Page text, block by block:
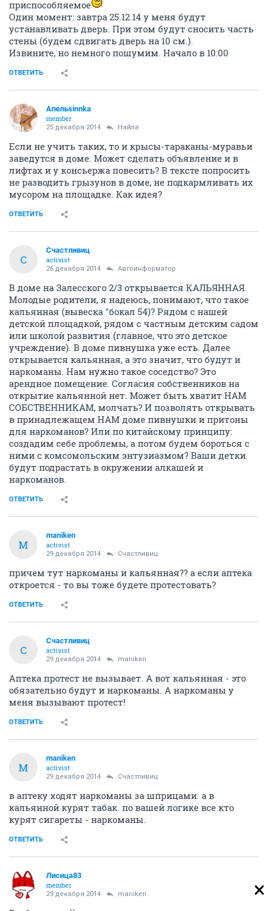
приспособляемое
Один момент: завтра 25.12.14 у меня будут
устанавливать дверь. При этом будут сносить часть
стены (будем сдвигать дверь на 10 см.).
Извините, но немного пошумим. Начало в 10:00
ОТВЕТИТЬ
Апельsinnka
member
25 декабря 2014 Найла
Если не учить таких, то и крысы-тараканы-муравьи
заведутся в доме. Может сделать объявление и в
лифтах и у консьержа повесить? В тексте попросить
не разводить грызунов в доме, не подкармливать их
мусором на площадке. Как идея?
ОТВЕТИТЬ
С
Счастливиц
activist
26 декабря 2014 Автоинформатор
В доме на Залесского 2/3 открывается КАЛЬЯННАЯ.
Молодые родители, я надеюсь, понимают, что такое
кальянная (вывеска "бокал 54)? Рядом с нашей
детской площадкой, рядом с частным детским садом
или школой развития (главное, что это детское
учреждение). В доме пивнушка уже есть. Далее
открывается кальянная, а это значит, что будут и
наркоманы. Нам нужно такое соседство? Это
арендное помещение. Согласия собственников на
открытие кальянной нет. Может быть хватит НАМ
СОБСТВЕННИКАМ, молчать? И позволять открывать
в принадлежащем НАМ доме пивнушки и притоны
для наркоманов? Или по китайскому принципу:
создадим себе проблемы, а потом будем бороться с
ними с комсомольским энтузиазмом? Ваши детки
будут подрастать в окружении алкашей и
наркоманов.
ОТВЕТИТЬ
M
maniken
activist
29 декабря 2014 Счастливиц
причем тут наркоманы и кальянная?? а если аптека
откроется - то вы тоже будете протестовать?
ОТВЕТИТЬ
С
Счастливиц
activist
29 декабря 2014 maniken
Аптека протест не вызывает. А вот кальянная - это
обязательно будут и наркоманы. А наркоманы у
меня вызывают протест!
ОТВЕТИТЬ
M
maniken
activist
29 декабря 2014 Счастливиц
в аптеку ходят наркоманы за шприцами. а в
кальянной курят табак. по вашей логике все кто
курят сигареты - наркоманы.
ОТВЕТИТЬ
Лисица83
member
29 декабря 2014 maniken